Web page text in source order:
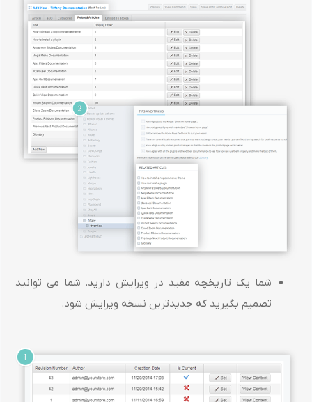
شما یک تاریخچه مفید در ویرایش دارید. شما می توانید
تصمیم بگیرید که جدیدترین نسخه ویرایش شود.